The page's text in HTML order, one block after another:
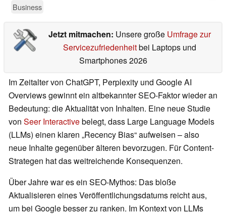
Business
Jetzt mitmachen: Unsere große Umfrage zur
Servicezufriedenheitbei Laptops und
Smartphones 2026
Im Zeitalter von ChatGPT, Perplexity und Google AI
Overviews gewinnt ein altbekannter SEO-Faktor wieder an
Bedeutung: die Aktualität von Inhalten. Eine neue Studie
von Seer Interactivebelegt, dass Large Language Models
(LLMs) einen klaren „Recency Bias“ aufweisen – also
neue Inhalte gegenüber älteren bevorzugen. Für Content-
Strategen hat das weitreichende Konsequenzen.
Über Jahre war es ein SEO-Mythos: Das bloße
Aktualisieren eines Veröffentlichungsdatums reicht aus,
um bei Google besser zu ranken. Im Kontext von LLMs